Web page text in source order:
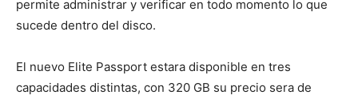
permite administrar y verificar en todo momento lo que
sucede dentro del disco.
El nuevo Elite Passport estara disponible en tres
capacidades distintas, con 320 GB su precio sera de